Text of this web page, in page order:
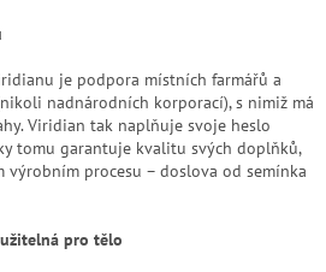
je podpora místních farmářů a
nadnárodních korporací), s nimiž má
Viridian tak naplňuje svoje heslo
tomu garantuje kvalitu svých doplňků,
výrobním procesu – doslova od semínka
pro tělo